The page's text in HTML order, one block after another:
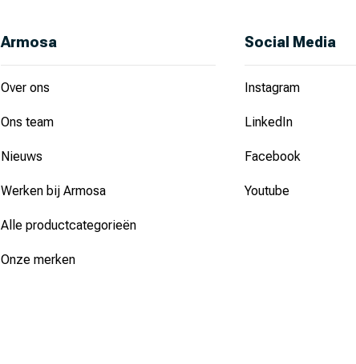
Matabi (152)
Protect Garden (13)
Armosa
Over ons
Ons team
Nieuws
Werken bij Armosa
Alle productcategorieën
Onze merken
Social Media
Instagram
LinkedIn
Facebook
Youtube